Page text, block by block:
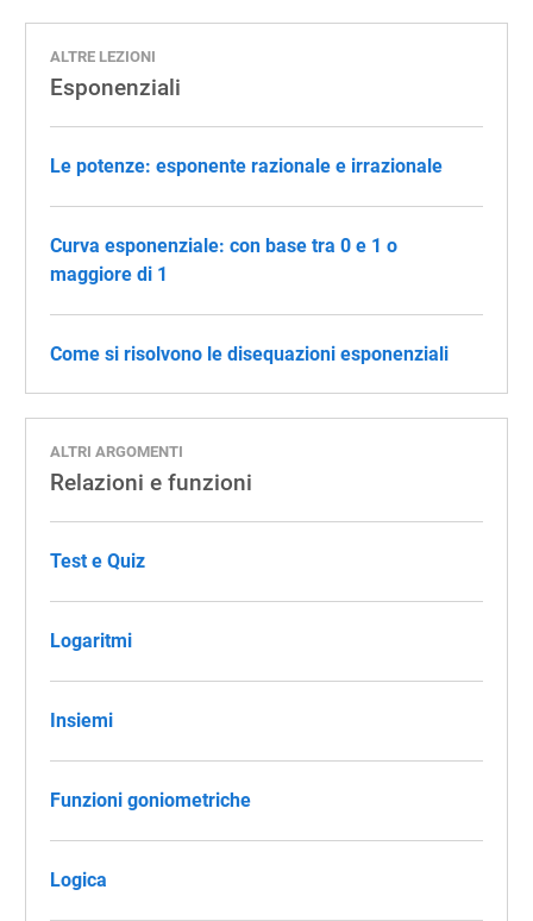
ALTRE LEZIONI
Esponenziali
Le potenze: esponente razionale e irrazionale
Curva esponenziale: con base tra 0 e 1 o
maggiore di 1
Come si risolvono le disequazioni esponenziali
ALTRI ARGOMENTI
Relazioni e funzioni
Test e Quiz
Logaritmi
Insiemi
Funzioni goniometriche
Logica